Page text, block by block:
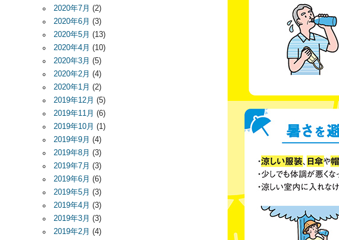
2020年7月 (2)
2020年6月 (3)
2020年5月 (13)
2020年4月 (10)
2020年3月 (5)
2020年2月 (4)
2020年1月 (2)
2019年12月 (5)
2019年11月 (6)
2019年10月 (1)
2019年9月 (4)
2019年8月 (3)
2019年7月 (3)
2019年6月 (6)
2019年5月 (3)
2019年4月 (3)
2019年3月 (3)
2019年2月 (4)